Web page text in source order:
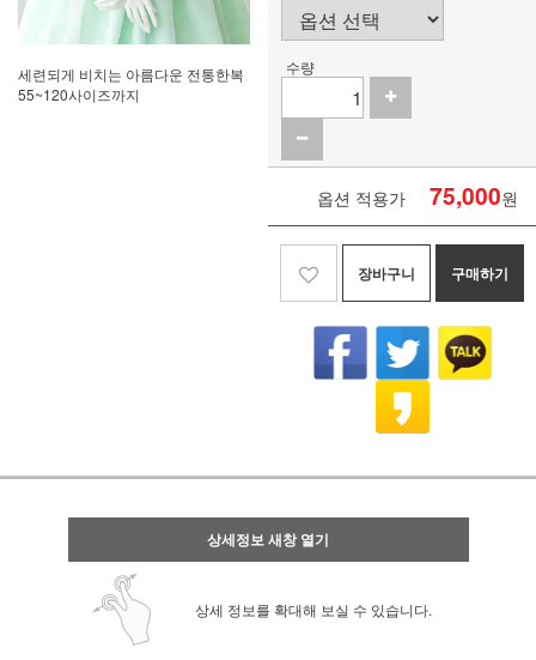
세련되게 비치는 아름다운 전통한복
55~120사이즈까지
수량
옵션 적용가 75,000원
장바구니 구매하기
상세정보 새창 열기
상세 정보를 확대해 보실 수 있습니다.